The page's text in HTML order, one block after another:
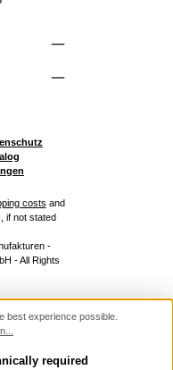
costs and
if not stated
-
- All Rights
best experience possible.
required